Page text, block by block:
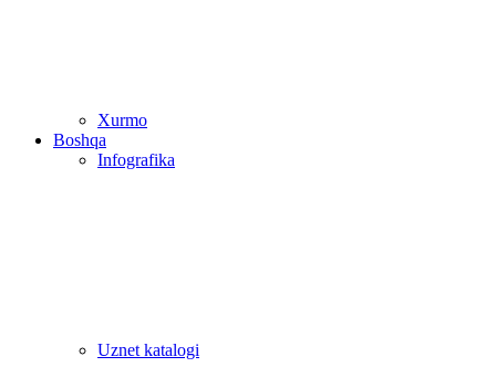
Xurmo
Boshqa
Infografika
Uznet katalogi